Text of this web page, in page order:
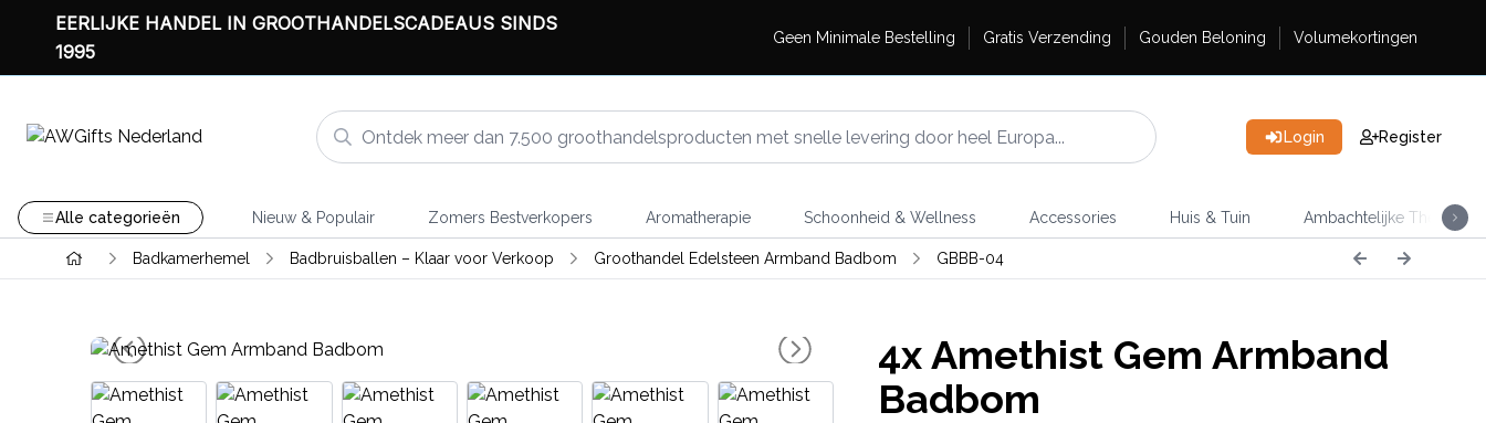
EERLIJKE HANDEL IN GROOTHANDELSCADEAUS SINDS
1995
Geen Minimale Bestelling Gratis Verzending Gouden Beloning Volumekortingen
Login Register
Alle categorieën Nieuw & Populair Zomers Bestverkopers Aromatherapie Schoonheid & Wellness Accessories Huis & Tuin Ambachtelijke Thee
Badkamerhemel Badbruisballen – Klaar voor Verkoop Groothandel Edelsteen Armband Badbom GBBB-04
4xAmethist Gem Armband
Badbom